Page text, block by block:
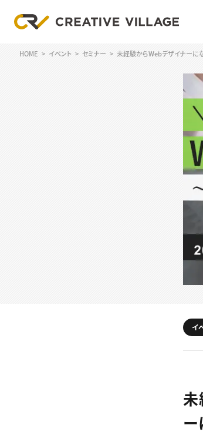
HOME イベント セミナー 未経験からWebデザイナーに
イ
未